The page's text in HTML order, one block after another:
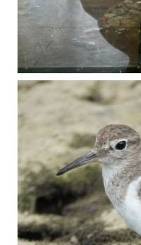
比謝川でよく見られる生き物 「イソシギ」の足に釣り針が(>_<) 比謝川は釣りが可